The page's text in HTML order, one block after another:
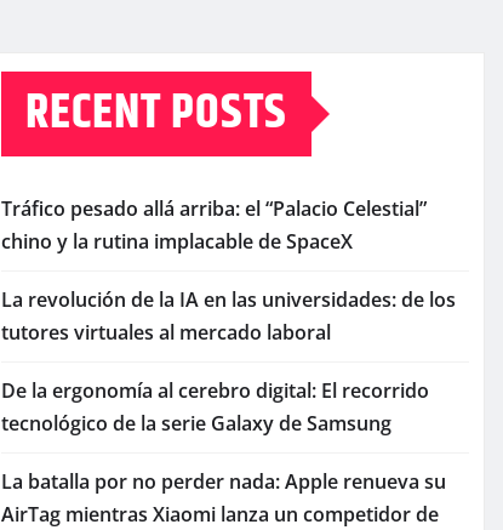
RECENT POSTS
Tráfico pesado allá arriba: el “Palacio Celestial”
chino y la rutina implacable de SpaceX
La revolución de la IA en las universidades: de los
tutores virtuales al mercado laboral
De la ergonomía al cerebro digital: El recorrido
tecnológico de la serie Galaxy de Samsung
La batalla por no perder nada: Apple renueva su
AirTag mientras Xiaomi lanza un competidor de